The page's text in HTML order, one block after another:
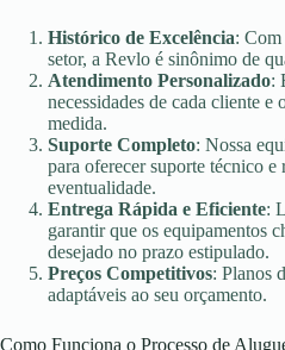
Histórico de Excelência: Com
setor, a Revlo é sinônimo de
Atendimento Personalizado:
necessidades de cada cliente e
medida.
Suporte Completo: Nossa
para oferecer suporte técnico e
eventualidade.
Entrega Rápida e Eficiente:
garantir que os equipamentos
desejado no prazo estipulado.
Preços Competitivos: Planos
adaptáveis ao seu orçamento.
Como Funciona o Processo de